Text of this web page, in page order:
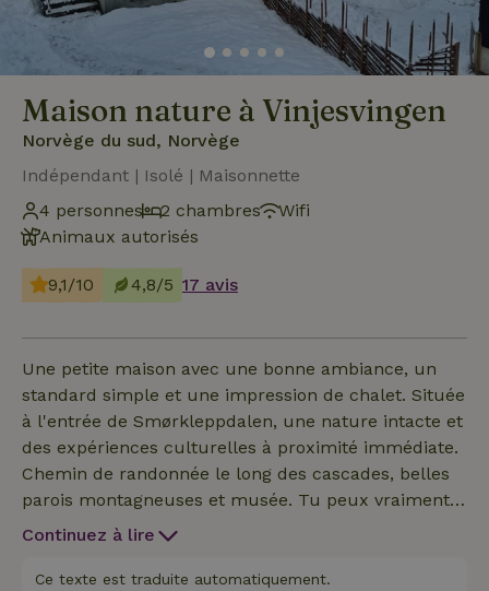
Maison nature à Vinjesvingen
Norvège du sud, Norvège
Indépendant | Isolé | Maisonnette
4 personnes
2 chambres
Wifi
Animaux autorisés
9,1/10 4,8/5 17 avis
Une petite maison avec une bonne ambiance, un
standard simple et une impression de chalet. Située
à l'entrée de Smørkleppdalen, une nature intacte et
des expériences culturelles à proximité immédiate.
Chemin de randonnée le long des cascades, belles
parois montagneuses et musée. Tu peux vraiment
te détendre ici. Baignade en été, ski en hiver.
soirée d'automne venteuse. Pendant le semestre
Continuez à lire
Ce texte est traduite automatiquement.